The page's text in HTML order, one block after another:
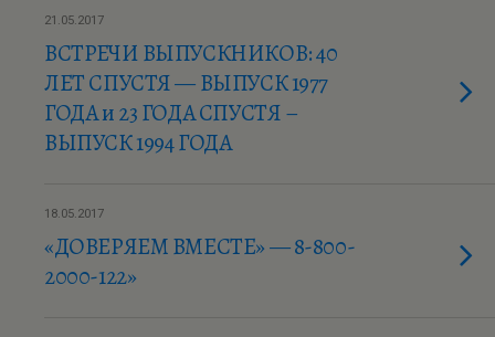
21.05.2017
ВСТРЕЧИ ВЫПУСКНИКОВ: 40
ЛЕТ СПУСТЯ — ВЫПУСК 1977
ГОДА и 23 ГОДА СПУСТЯ –
ВЫПУСК 1994 ГОДА
18.05.2017
«ДОВЕРЯЕМ ВМЕСТЕ» — 8-800-
2000-122»